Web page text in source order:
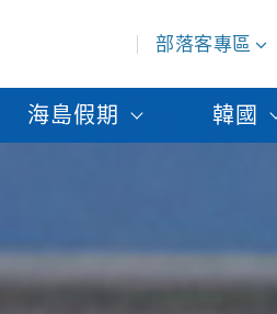
部落客專區
海島假期 韓國